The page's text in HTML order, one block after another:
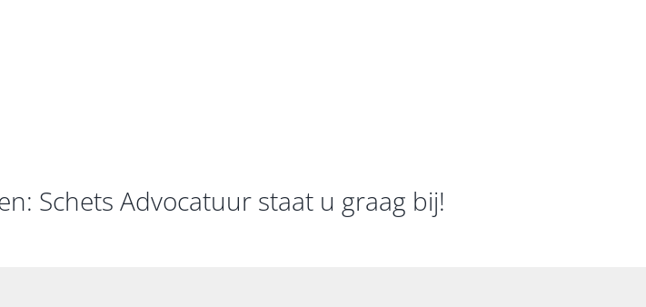
Schets Advocatuur staat u graag bij!